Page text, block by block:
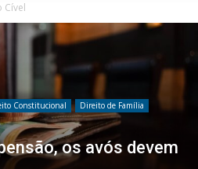
Cível
Constitucional
Direito de Família
os avós devem